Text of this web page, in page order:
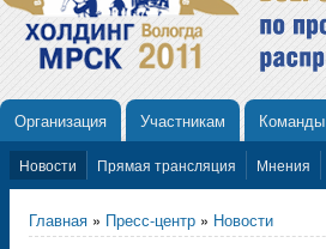
Организация Участникам Команды
Новости Прямая трансляция Мнения
Главная » Пресс-центр » Новости